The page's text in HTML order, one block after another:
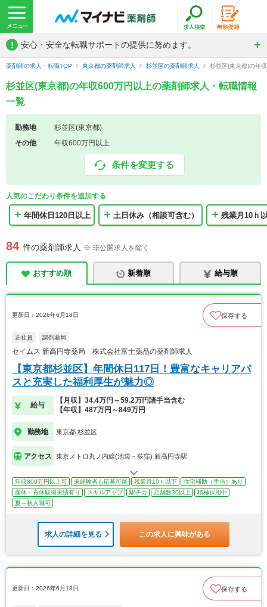
! 安心・安全な転職サポートの提供に努めます。
薬剤師の求人・転職TOP 東京都の薬剤師求人 杉並区の薬剤師求人 杉並区(東京都)の年
杉並区(東京都)の年収600万円以上の薬剤師求人・転職情報
一覧
勤務地
杉並区(東京都)
その他
年収600万円以上
条件を変更する
人気のこだわり条件を追加する
年間休日120日以上 土日休み（相談可含む） 残業月10ｈ
84 件の薬剤師求人 ※ 非公開求人を除く
おすすめ順 新着順 給与順
更新日：2026年6月18日 保存する
正社員 調剤薬局
セイムス 新高円寺薬局 株式会社富士薬品の薬剤師求人
【東京都杉並区】年間休日117日！豊富なキャリアパ
スと充実した福利厚生が魅力◎
給与
【月収】34.4万円～59.2万円諸手当含む
【年収】487万円～849万円
勤務地 東京都 杉並区
アクセス 東京メトロ丸ノ内線(池袋－荻窪) 新高円寺駅
年収800万円以上可 未経験者も応募可能 残業月10ｈ以下
住宅補助（手当）あり
産休・育休取得実績有り
スキルアップ 駅チカ 店舗数30以上
積極採用中
夏～秋入職可
求人の詳細を見る この求人に興味がある
更新日：2026年6月18日 保存する